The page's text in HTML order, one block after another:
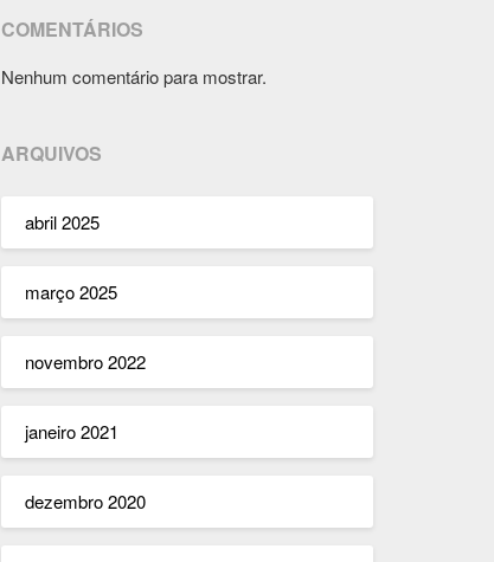
COMENTÁRIOS
Nenhum comentário para mostrar.
ARQUIVOS
abril 2025
março 2025
novembro 2022
janeiro 2021
dezembro 2020